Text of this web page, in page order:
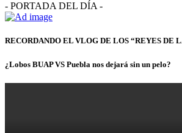
- PORTADA DEL DÍA -
RECORDANDO EL VLOG DE LOS “REYES DE
¿Lobos BUAP VS Puebla nos dejará sin un pelo?